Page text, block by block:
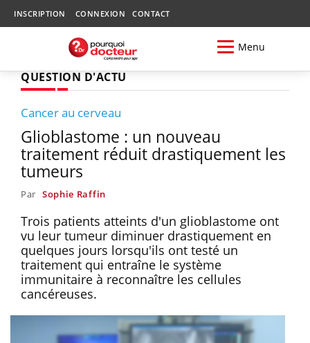
INSCRIPTION CONNEXION CONTACT
Menu
QUESTION D'ACTU
Cancer au cerveau
Glioblastome : un nouveau
traitement réduit drastiquement les
tumeurs
Par Sophie Raffin
Trois patients atteints d'un glioblastome ont
vu leur tumeur diminuer drastiquement en
quelques jours lorsqu'ils ont testé un
traitement qui entraîne le système
immunitaire à reconnaître les cellules
cancéreuses.